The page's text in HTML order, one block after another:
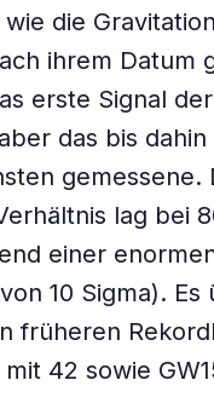
wie die
ihrem Datum
erste Signal
das bis
gemessene.
lag bei
einer
10 Sigma).
früheren
42 sowie